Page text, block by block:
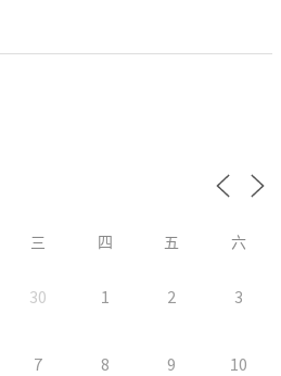
三 四 五 六
30 1 2 3
7 8 9 10